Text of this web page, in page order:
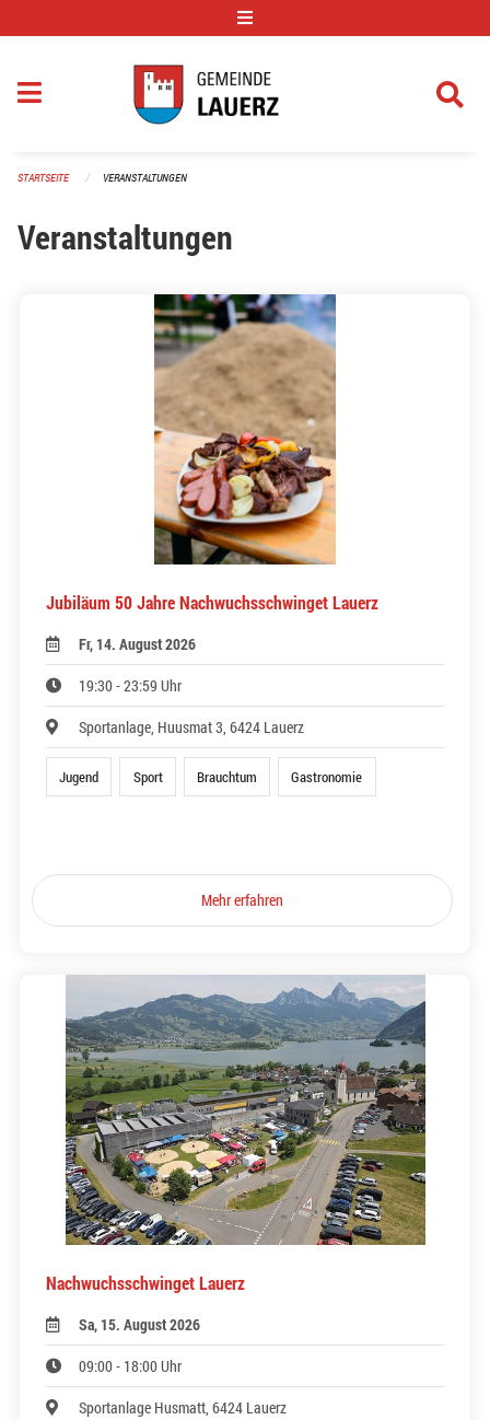
STARTSEITE VERANSTALTUNGEN
Veranstaltungen
Jubiläum 50 Jahre Nachwuchsschwinget Lauerz
Fr, 14. August 2026
19:30 - 23:59 Uhr
Sportanlage, Huusmat 3, 6424 Lauerz
Jugend Sport Brauchtum Gastronomie
Mehr erfahren
Nachwuchsschwinget Lauerz
Sa, 15. August 2026
09:00 - 18:00 Uhr
Sportanlage Husmatt, 6424 Lauerz